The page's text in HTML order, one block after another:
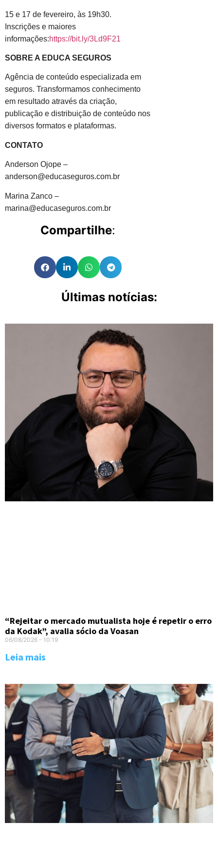
15 e 17 de fevereiro, às 19h30.
Inscrições e maiores
informações:https://bit.ly/3Ld9F21
SOBRE A EDUCA SEGUROS
Agência de conteúdo especializada em
seguros. Transformamos conhecimento
em resultado através da criação,
publicação e distribuição de conteúdo nos
diversos formatos e plataformas.
CONTATO
Anderson Ojope –
anderson@educaseguros.com.br
Marina Zanco –
marina@educaseguros.com.br
Compartilhe:
Últimas notícias:
“Rejeitar o mercado mutualista hoje é repetir o erro
da Kodak”, avalia sócio da Voasan
06/08/2026 10:19
Leia mais